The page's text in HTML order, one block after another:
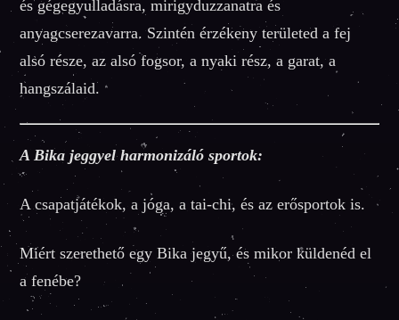
és gégegyulladásra, mirigyduzzanatra és
anyagcserezavarra. Szintén érzékeny területed a fej
alsó része, az alsó fogsor, a nyaki rész, a garat, a
hangszálaid.
A Bika jeggyel harmonizáló sportok:
A csapatjátékok, a jóga, a tai-chi, és az erősportok is.
Miért szerethető egy Bika jegyű, és mikor küldenéd el
a fenébe?